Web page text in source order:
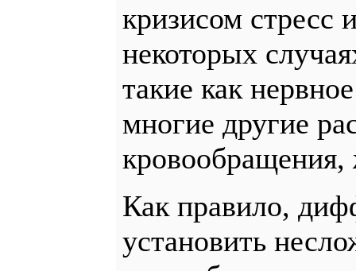
кризисом стресс
некоторых
такие как
многие другие
кровообращения,
Как правило,
установить